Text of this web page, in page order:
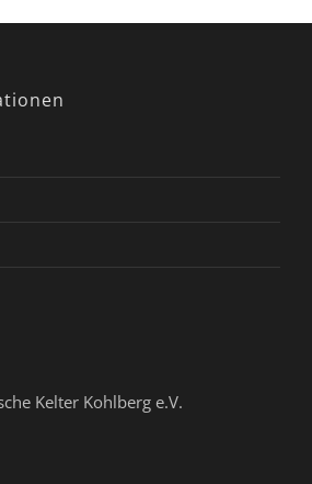
Kelter Kohlberg e.V.